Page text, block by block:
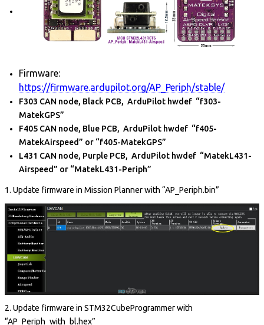
Firmware:
https://firmware.ardupilot.org/AP_Periph/stable/
F303 CAN node, Black PCB, ArduPilot hwdef “f303-
MatekGPS”
F405 CAN node, Blue PCB, ArduPilot hwdef “f405-
MatekAirspeed” or “f405-MatekGPS”
L431 CAN node, Purple PCB, ArduPilot hwdef “MatekL431-
Airspeed” or “MatekL431-Periph”
1. Update firmware in Mission Planner with “AP_Periph.bin”
2. Update firmware in STM32CubeProgrammer with
“AP_Periph_with_bl.hex”